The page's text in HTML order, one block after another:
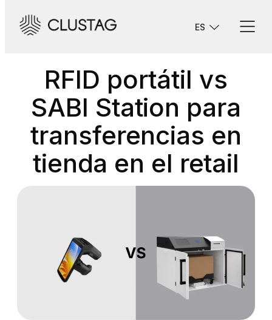
contenido
ES
RFID portátil vs
SABI Station para
transferencias en
tienda en el retail